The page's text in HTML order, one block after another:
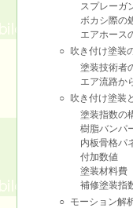
スプレーガ
ボカシ際の
エアホース
○ 吹き付け塗装
塗装技術者
エア流路か
○ 吹き付け塗装
塗装指数の
樹脂バンパ
内板骨格パ
付加数値
塗装材料費
補修塗装指
○ モーション解